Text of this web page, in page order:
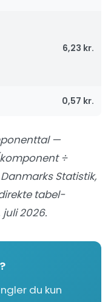
6,23 kr.
0,57 kr.
—
÷
Danmarks Statistik,
tabel-
juli 2026.
du kun